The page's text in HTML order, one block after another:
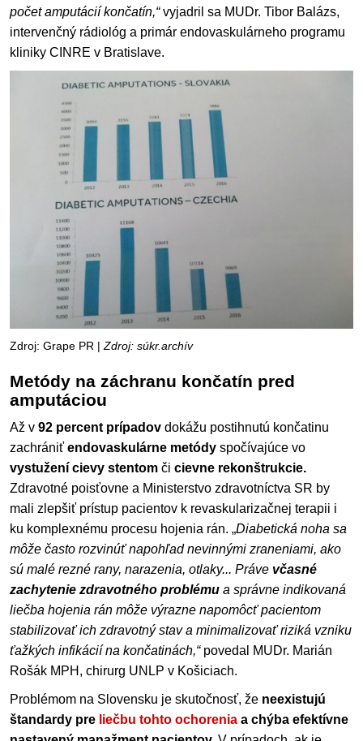
počet amputácií končatín,“vyjadril sa MUDr. Tibor Balázs,
intervenčný rádiológ a primár endovaskulárneho programu
kliniky CINRE v Bratislave.
Zdroj: Grape PR |Zdroj: súkr.archív
Metódy na záchranu končatín pred
amputáciou
Až v 92 percent prípadov dokážu postihnutú končatinu
zachrániť endovaskulárne metódy spočívajúce vo
vystužení cievy stentom či cievne rekonštrukcie.
Zdravotné poisťovne a Ministerstvo zdravotníctva SR by
mali zlepšiť prístup pacientov k revaskularizačnej terapii i
ku komplexnému procesu hojenia rán. „Diabetická noha sa
môže často rozvinúť napohľad nevinnými zraneniami, ako
sú malé rezné rany, narazenia, otlaky... Práve včasné
zachytenie zdravotného problému a správne indikovaná
liečba hojenia rán môže výrazne napomôcť pacientom
stabilizovať ich zdravotný stav a minimalizovať riziká vzniku
ťažkých infikácií na končatinách,“povedal MUDr. Marián
Rošák MPH, chirurg UNLP v Košiciach.
Problémom na Slovensku je skutočnosť, že neexistujú
štandardy pre liečbu tohto ochorenia a chýba efektívne